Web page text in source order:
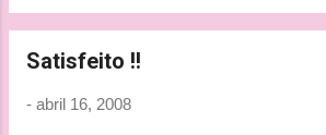
Austrália , em março,
Mesmo com a sobrevida,
Satisfeito !!
- abril 16, 2008